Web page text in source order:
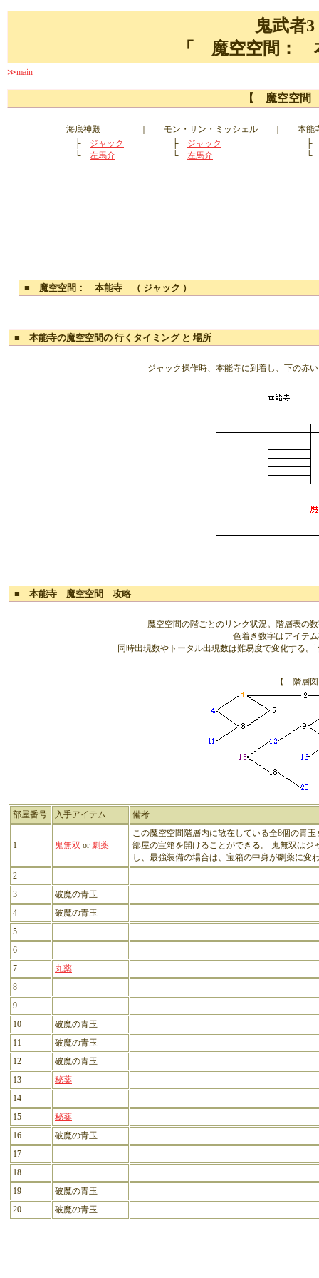
鬼武者
「 魔空空間：
≫main
【 魔空空
海底神殿 モン・サン・ミッシェル
本能
├ ジャック
└ 左馬介
├ ジャック
└ 左馬介
■ 魔空空間： 本能寺 （ ジャック ）
■ 本能寺の魔空空間の 行くタイミング と 場所
ジャック操作時、本能寺に到着し、下の赤
■ 本能寺 魔空空間 攻略
魔空空間の階ごとのリンク状況。階層表の
色着き数字はアイテ
同時出現数やトータル出現数は難易度で変化する
【 階層
部屋番号 入手アイテム 備考
1 鬼無双 or 劇薬
この魔空空間階層内に散在している全8個の青
部屋の宝箱を開けることができる。 鬼無双はジ
し、最強装備の場合は、宝箱の中身が劇薬に変
2
3
破魔の青玉
4
破魔の青玉
5
6
7
丸薬
8
9
10
破魔の青玉
11
破魔の青玉
12
破魔の青玉
13
秘薬
14
15
秘薬
16
破魔の青玉
17
18
19
破魔の青玉
20
破魔の青玉